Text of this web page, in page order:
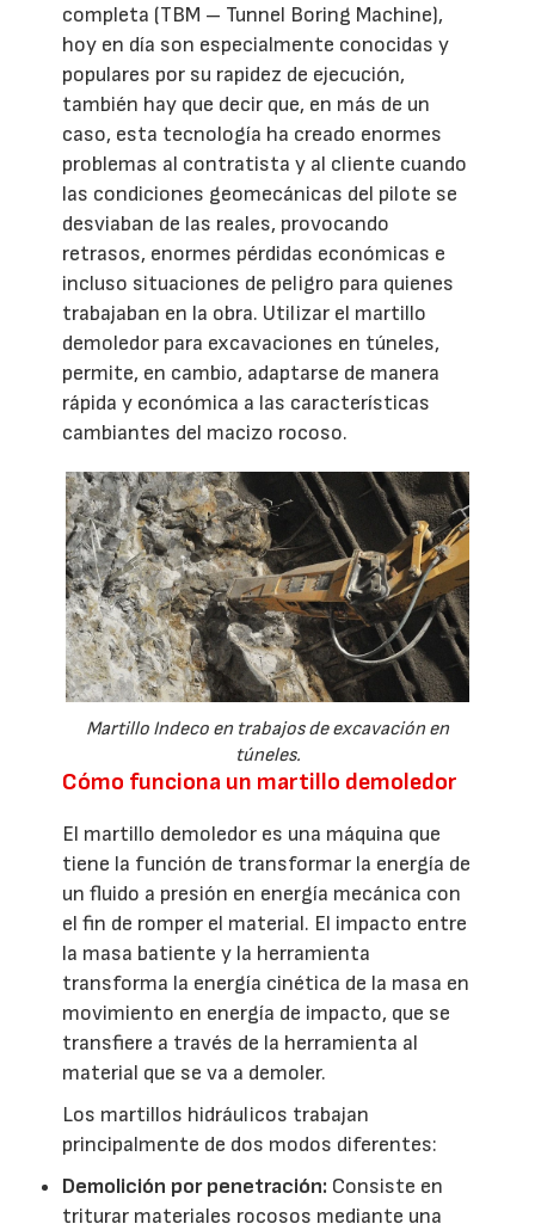
completa (TBM – Tunnel Boring Machine),
hoy en día son especialmente conocidas y
populares por su rapidez de ejecución,
también hay que decir que, en más de un
caso, esta tecnología ha creado enormes
problemas al contratista y al cliente cuando
las condiciones geomecánicas del pilote se
desviaban de las reales, provocando
retrasos, enormes pérdidas económicas e
incluso situaciones de peligro para quienes
trabajaban en la obra. Utilizar el martillo
demoledor para excavaciones en túneles,
permite, en cambio, adaptarse de manera
rápida y económica a las características
cambiantes del macizo rocoso.
Martillo Indeco en trabajos de excavación en
túneles.
Cómo funciona un martillo demoledor
El martillo demoledor es una máquina que
tiene la función de transformar la energía de
un fluido a presión en energía mecánica con
el fin de romper el material. El impacto entre
la masa batiente y la herramienta
transforma la energía cinética de la masa en
movimiento en energía de impacto, que se
transfiere a través de la herramienta al
material que se va a demoler.
Los martillos hidráulicos trabajan
principalmente de dos modos diferentes:
Demolición por penetración: Consiste en
triturar materiales rocosos mediante una